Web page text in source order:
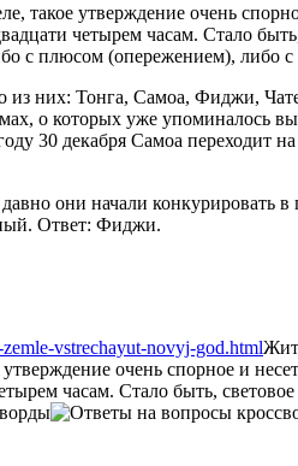
такое утверждение очень
четырем часам. Стало быть,
с плюсом (опережением), либо
них: Тонга, Самоа, Фиджи,
о которых уже упоминалось
30 декабря Самоа
они начали
Ответ: Фиджи.
vstrechayut-novyj-god.html
очень спорное и
часам. Стало быть, световое